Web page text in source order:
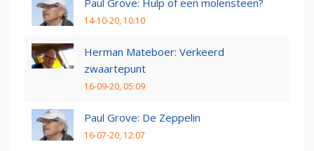
Paul Grove: Hulp of een molensteen?
14-10-20, 10:10
Herman Mateboer: Verkeerd
zwaartepunt
16-09-20, 05:09
Paul Grove: De Zeppelin
16-07-20, 12:07